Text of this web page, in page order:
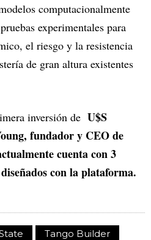
computacionalmente
experimentales para
el riesgo y la resistencia
de gran altura existentes
inversión de U$S
fundador y CEO de
cuenta con 3
con la plataforma.
Tango Builder